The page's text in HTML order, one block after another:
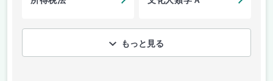
もっと見る